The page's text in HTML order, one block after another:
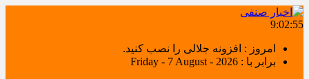
9:02:56
امروز : افزونه جلالی را نصب کنید.
برابر با : Friday - 7 August - 2026